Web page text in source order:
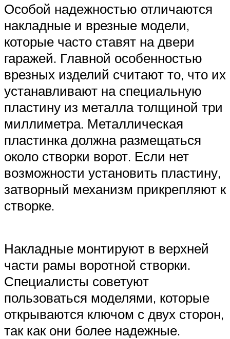
Особой надежностью отличаются
накладные и врезные модели,
которые часто ставят на двери
гаражей. Главной особенностью
врезных изделий считают то, что их
устанавливают на специальную
пластину из металла толщиной три
миллиметра. Металлическая
пластинка должна размещаться
около створки ворот. Если нет
возможности установить пластину,
затворный механизм прикрепляют к
створке.
Накладные монтируют в верхней
части рамы воротной створки.
Специалисты советуют
пользоваться моделями, которые
открываются ключом с двух сторон,
так как они более надежные.